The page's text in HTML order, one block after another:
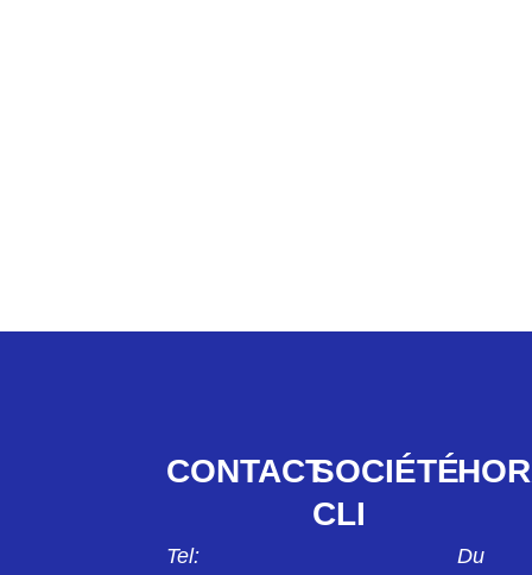
CONTACT
Tel:
SOCIÉTÉ
CLI
Du